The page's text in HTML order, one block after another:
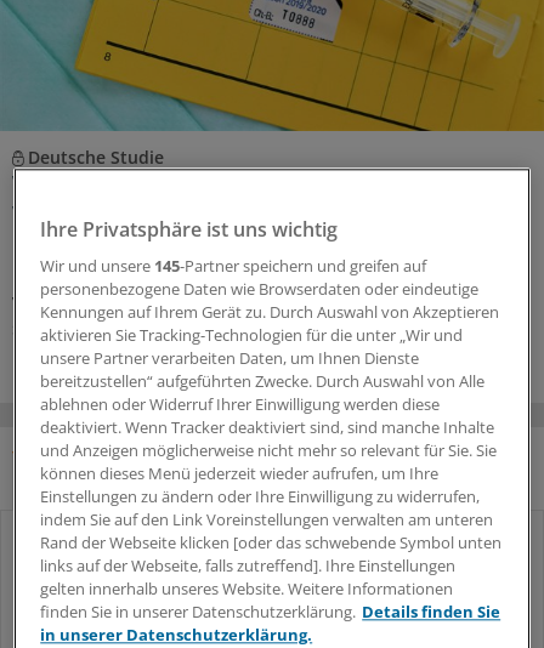
Deutsche Studie
Wenn Atemwegsinfektionen aufs Herz gehen –
was tun?
Eine deutsche Studie zeigt den Zusammenhang von
Infektionswellen und der Gesamtsterblichkeit in den
vergangenen 14 Jahren. Welche Empfehlungen lassen
sich daraus ableiten?
MEISTGELESEN
1 Vor- und Nachteile der Therapie
Kortikosteroide bei COPD: Was spricht
dafür – und was dagegen?
Ihre Privatsphäre ist uns wichtig
Wir und unsere 145-Partner speichern und greifen auf
personenbezogene Daten wie Browserdaten oder eindeutige
Kennungen auf Ihrem Gerät zu. Durch Auswahl von Akzeptieren
aktivieren Sie Tracking-Technologien für die unter „Wir und
unsere Partner verarbeiten Daten, um Ihnen Dienste
bereitzustellen“ aufgeführten Zwecke. Durch Auswahl von Alle
ablehnen oder Widerruf Ihrer Einwilligung werden diese
deaktiviert. Wenn Tracker deaktiviert sind, sind manche Inhalte
und Anzeigen möglicherweise nicht mehr so relevant für Sie. Sie
können dieses Menü jederzeit wieder aufrufen, um Ihre
Einstellungen zu ändern oder Ihre Einwilligung zu widerrufen,
indem Sie auf den Link Voreinstellungen verwalten am unteren
Rand der Webseite klicken [oder das schwebende Symbol unten
links auf der Webseite, falls zutreffend]. Ihre Einstellungen
gelten innerhalb unseres Website. Weitere Informationen
finden Sie in unserer Datenschutzerklärung. Details finden Sie
in unserer Datenschutzerklärung.